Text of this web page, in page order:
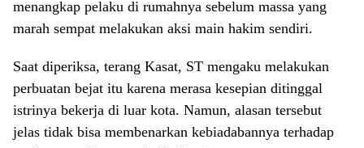
menangkap pelaku di rumahnya sebelum massa yang
marah sempat melakukan aksi main hakim sendiri.
Saat diperiksa, terang Kasat, ST mengaku melakukan
perbuatan bejat itu karena merasa kesepian ditinggal
istrinya bekerja di luar kota. Namun, alasan tersebut
jelas tidak bisa membenarkan kebiadabannya terhadap